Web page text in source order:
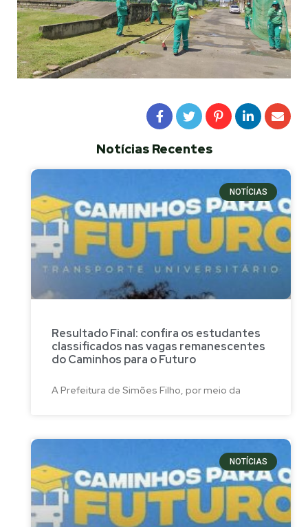
Notícias Recentes
NOTÍCIAS
Resultado Final: confira os estudantes
classificados nas vagas remanescentes
do Caminhos para o Futuro
A Prefeitura de Simões Filho, por meio da
NOTÍCIAS